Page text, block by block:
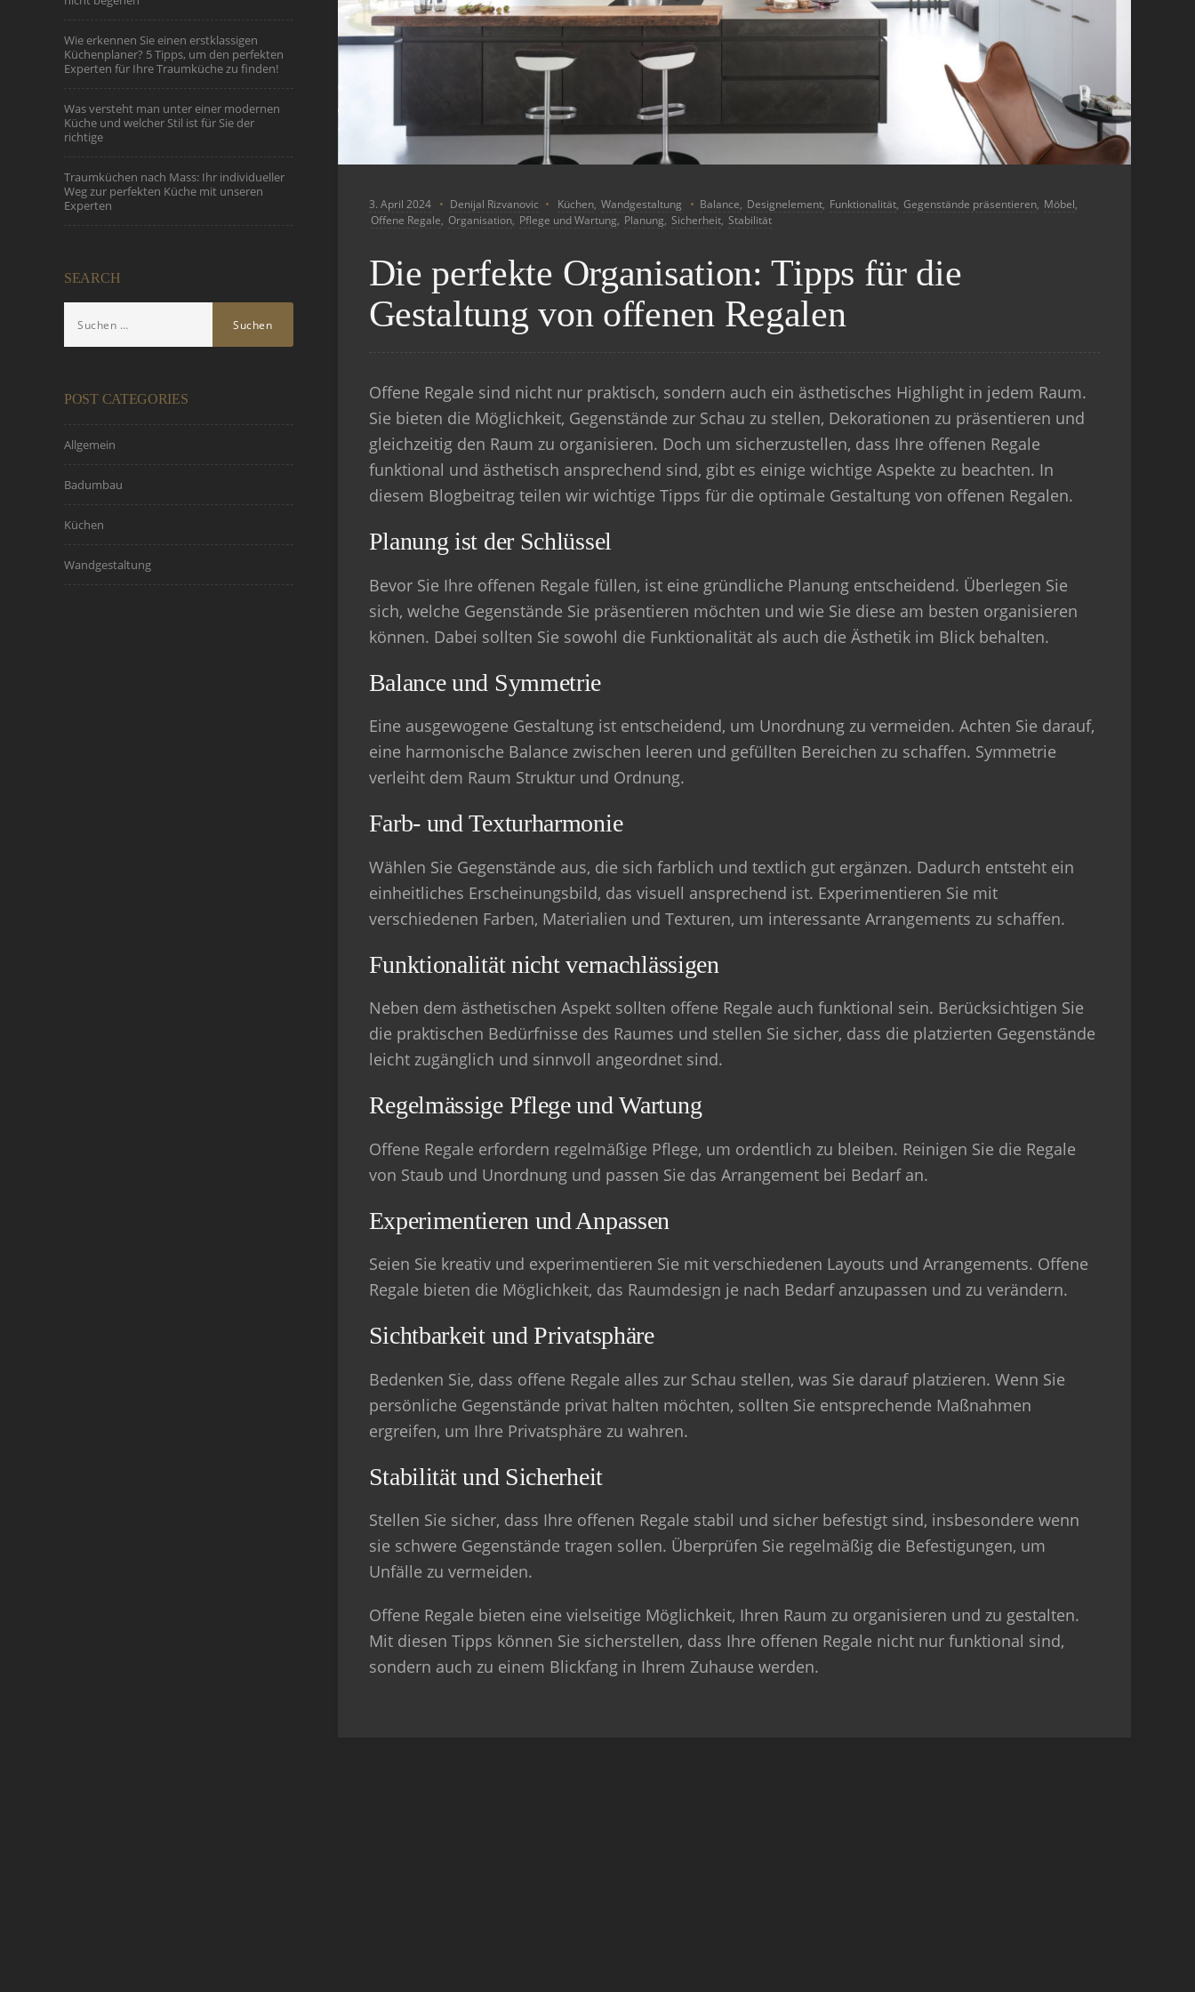
3. April 2024 Denijal Rizvanovic Küchen, Wandgestaltung Balance, Designelement, Funktionalität, Gegenstände präsentieren, Möbel,
Offene Regale, Organisation, Pflege und Wartung, Planung, Sicherheit, Stabilität
Die perfekte Organisation: Tipps für die
Gestaltung von offenen Regalen
Offene Regale sind nicht nur praktisch, sondern auch ein ästhetisches Highlight in jedem Raum.
Sie bieten die Möglichkeit, Gegenstände zur Schau zu stellen, Dekorationen zu präsentieren und
gleichzeitig den Raum zu organisieren. Doch um sicherzustellen, dass Ihre offenen Regale
funktional und ästhetisch ansprechend sind, gibt es einige wichtige Aspekte zu beachten. In
diesem Blogbeitrag teilen wir wichtige Tipps für die optimale Gestaltung von offenen Regalen.
Planung ist der Schlüssel
Bevor Sie Ihre offenen Regale füllen, ist eine gründliche Planung entscheidend. Überlegen Sie
sich, welche Gegenstände Sie präsentieren möchten und wie Sie diese am besten organisieren
können. Dabei sollten Sie sowohl die Funktionalität als auch die Ästhetik im Blick behalten.
Balance und Symmetrie
Eine ausgewogene Gestaltung ist entscheidend, um Unordnung zu vermeiden. Achten Sie darauf,
eine harmonische Balance zwischen leeren und gefüllten Bereichen zu schaffen. Symmetrie
verleiht dem Raum Struktur und Ordnung.
Farb- und Texturharmonie
Wählen Sie Gegenstände aus, die sich farblich und textlich gut ergänzen. Dadurch entsteht ein
einheitliches Erscheinungsbild, das visuell ansprechend ist. Experimentieren Sie mit
verschiedenen Farben, Materialien und Texturen, um interessante Arrangements zu schaffen.
Funktionalität nicht vernachlässigen
Neben dem ästhetischen Aspekt sollten offene Regale auch funktional sein. Berücksichtigen Sie
die praktischen Bedürfnisse des Raumes und stellen Sie sicher, dass die platzierten Gegenstände
leicht zugänglich und sinnvoll angeordnet sind.
Regelmässige Pflege und Wartung
Offene Regale erfordern regelmäßige Pflege, um ordentlich zu bleiben. Reinigen Sie die Regale
von Staub und Unordnung und passen Sie das Arrangement bei Bedarf an.
Experimentieren und Anpassen
Seien Sie kreativ und experimentieren Sie mit verschiedenen Layouts und Arrangements. Offene
Regale bieten die Möglichkeit, das Raumdesign je nach Bedarf anzupassen und zu verändern.
Sichtbarkeit und Privatsphäre
Bedenken Sie, dass offene Regale alles zur Schau stellen, was Sie darauf platzieren. Wenn Sie
persönliche Gegenstände privat halten möchten, sollten Sie entsprechende Maßnahmen
ergreifen, um Ihre Privatsphäre zu wahren.
Stabilität und Sicherheit
Stellen Sie sicher, dass Ihre offenen Regale stabil und sicher befestigt sind, insbesondere wenn
sie schwere Gegenstände tragen sollen. Überprüfen Sie regelmäßig die Befestigungen, um
Unfälle zu vermeiden.
Offene Regale bieten eine vielseitige Möglichkeit, Ihren Raum zu organisieren und zu gestalten.
Mit diesen Tipps können Sie sicherstellen, dass Ihre offenen Regale nicht nur funktional sind,
sondern auch zu einem Blickfang in Ihrem Zuhause werden.
Wie erkennen Sie einen erstklassigen
Küchenplaner? 5 Tipps, um den perfekten
Experten für Ihre Traumküche zu finden!
Was versteht man unter einer modernen
Küche und welcher Stil ist für Sie der
richtige
Traumküchen nach Mass: Ihr individueller
Weg zur perfekten Küche mit unseren
Experten
SEARCH
POST CATEGORIES
Allgemein
Badumbau
Küchen
Wandgestaltung